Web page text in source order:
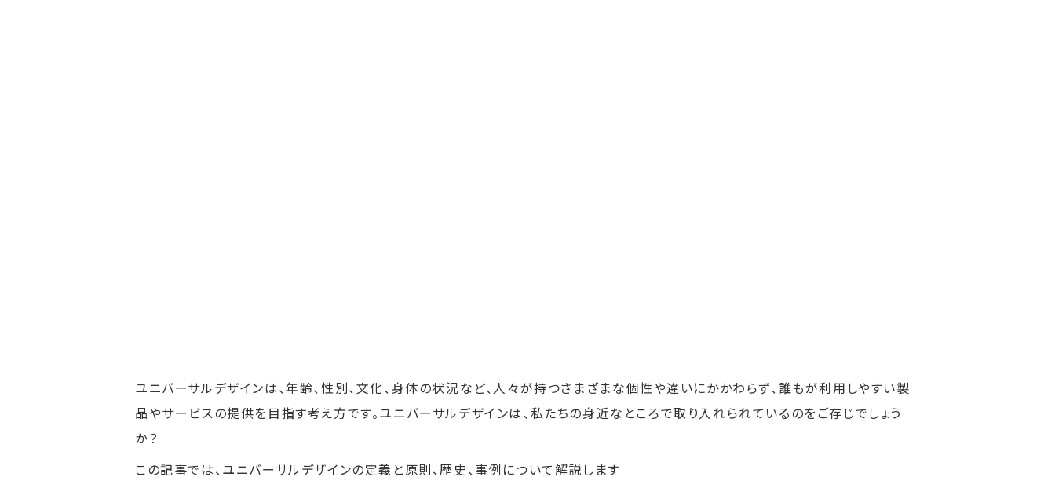
ユニバーサルデザインは、年齢、性別、文化、身体の状況など、人々が持つさまざまな個性や違いにかかわらず、誰もが利用しやすい製
品やサービスの提供を目指す考え方です。ユニバーサルデザインは、私たちの身近なところで取り入れられているのをご存じでしょう
か？
この記事では、ユニバーサルデザインの定義と原則、歴史、事例について解説します